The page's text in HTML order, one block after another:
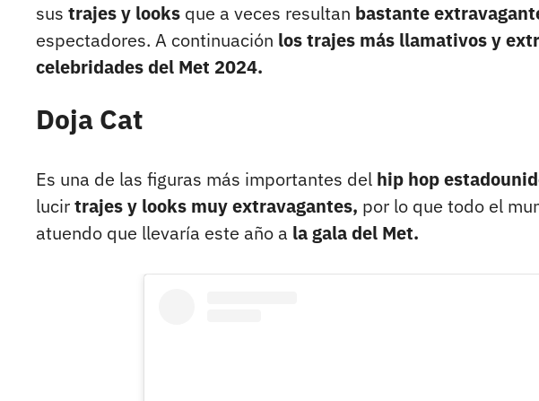
sus trajes y looks que a veces resultan bastante
espectadores. A continuación los trajes más llamativos y
celebridades del Met 2024.
Doja Cat
Es una de las figuras más importantes del hip hop
lucirtrajes y looks muy extravagantes, por lo que todo el
atuendo que llevaría este año a la gala del Met.